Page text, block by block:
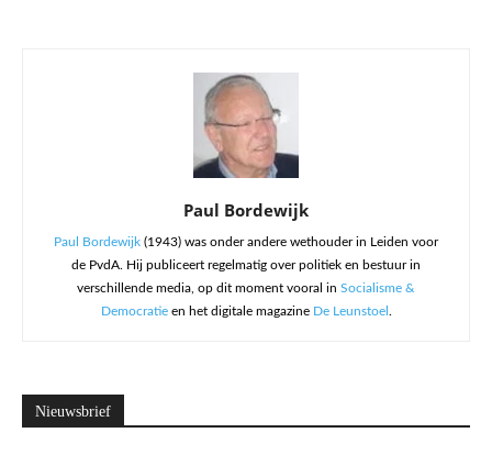
Paul Bordewijk
Paul Bordewijk (1943) was onder andere wethouder in Leiden voor
de PvdA. Hij publiceert regelmatig over politiek en bestuur in
verschillende media, op dit moment vooral in Socialisme &
Democratieen het digitale magazine De Leunstoel .
Nieuwsbrief